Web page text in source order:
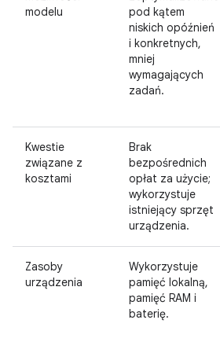
modelu
pod kątem
niskich opóźnień
i konkretnych,
mniej
wymagających
zadań.
Kwestie
związane z
kosztami
Brak
bezpośrednich
opłat za użycie;
wykorzystuje
istniejący sprzęt
urządzenia.
Zasoby
urządzenia
Wykorzystuje
pamięć lokalną,
pamięć RAM i
baterię.